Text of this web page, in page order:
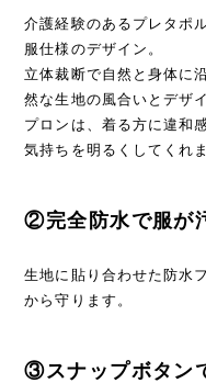
介護経験のあるプレタポ
服仕様のデザイン。
立体裁断で自然と身体に
然な生地の風合いとデザ
プロンは、着る方に違和
気持ちを明るくしてくれま
②完全防水で服が
生地に貼り合わせた防水
から守ります。
③スナップボタン